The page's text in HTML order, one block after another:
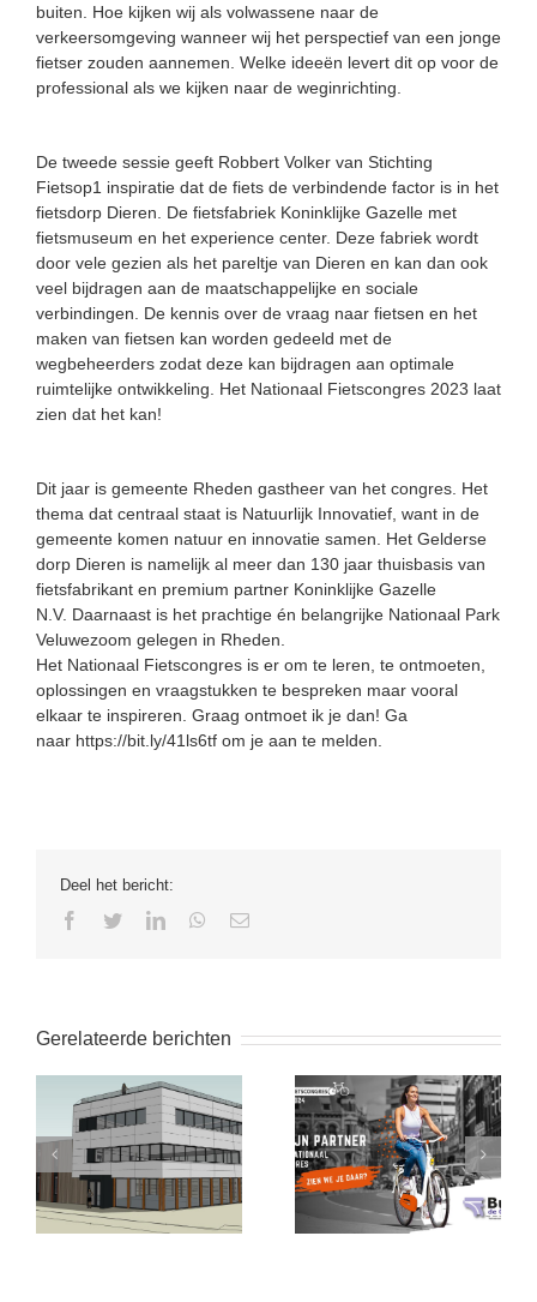
buiten. Hoe kijken wij als volwassene naar de
verkeersomgeving wanneer wij het perspectief van een jonge
fietser zouden aannemen. Welke ideeën levert dit op voor de
professional als we kijken naar de weginrichting.
De tweede sessie geeft Robbert Volker van Stichting
Fietsop1 inspiratie dat de fiets de verbindende factor is in het
fietsdorp Dieren. De fietsfabriek Koninklijke Gazelle met
fietsmuseum en het experience center. Deze fabriek wordt
door vele gezien als het pareltje van Dieren en kan dan ook
veel bijdragen aan de maatschappelijke en sociale
verbindingen. De kennis over de vraag naar fietsen en het
maken van fietsen kan worden gedeeld met de
wegbeheerders zodat deze kan bijdragen aan optimale
ruimtelijke ontwikkeling. Het Nationaal Fietscongres 2023 laat
zien dat het kan!
Dit jaar is gemeente Rheden gastheer van het congres. Het
thema dat centraal staat is Natuurlijk Innovatief, want in de
gemeente komen natuur en innovatie samen. Het Gelderse
dorp Dieren is namelijk al meer dan 130 jaar thuisbasis van
fietsfabrikant en premium partner Koninklijke Gazelle
N.V. Daarnaast is het prachtige én belangrijke Nationaal Park
Veluwezoom gelegen in Rheden.
Het Nationaal Fietscongres is er om te leren, te ontmoeten,
oplossingen en vraagstukken te bespreken maar vooral
elkaar te inspireren. Graag ontmoet ik je dan! Ga
naar https://bit.ly/41ls6tf om je aan te melden.
Deel het bericht:
facebooktwitterlinkedinwhatsapp
E-
Gerelateerde berichten
Een nieuw kantoor in
2026!
Nationaal Fietscongres
2024 – Den Haag